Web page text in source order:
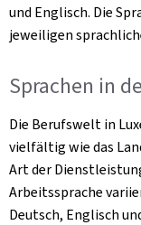
und Englisch. Die
jeweiligen
Sprachen in
Die Berufswelt in
vielfältig wie das
Art der
Arbeitssprache
Deutsch, Englisch